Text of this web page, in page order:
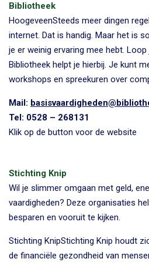
Bibliotheek
HoogeveenSteeds meer dingen
internet. Dat is handig. Maar het is
je er weinig ervaring mee hebt.
Bibliotheek helpt je hierbij. Je kunt
workshops en spreekuren over
Mail:
Tel: 0528 – 268131
Klik op de button voor de website
Stichting Knip
Wil je slimmer omgaan met geld,
vaardigheden? Deze organisaties
besparen en vooruit te kijken.
Stichting KnipStichting Knip houdt
de financiële gezondheid van